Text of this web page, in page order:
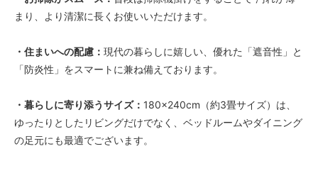
まり、より清潔に長くお使いいただけます。
・住まいへの配慮： 現代の暮らしに嬉しい、優れた「遮音性」と
「防炎性」をスマートに兼ね備えております。
・暮らしに寄り添うサイズ： 180×240cm（約3畳サイズ）は、
ゆったりとしたリビングだけでなく、ベッドルームやダイニング
の足元にも最適でございます。